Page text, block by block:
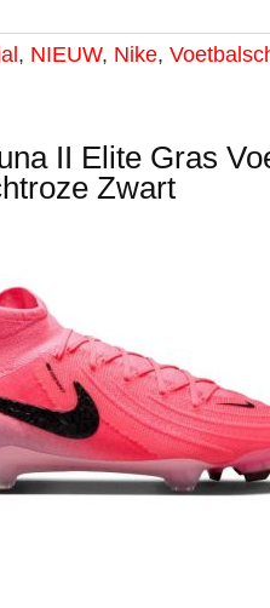
, NIEUW, Nike,
II Elite Gras
Zwart